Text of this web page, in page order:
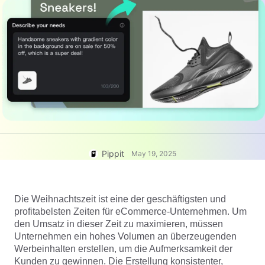
Jetzt bearbeiten
KI-Produktbilder
Generiere mühelos professionelle
Produktfotos im Batch-Verfahren.
KI-Avatare und -Stimmen
Nutze eine Vielzahl realistischer
Hilfezentrum
Nutzer*innenkonto
Asset-Verwaltung
Veröffentlichung und Analyse
1-Klick-Lösung für Videos
7 Werbeplakat-Ideen
Tipps für Unternehmen
KI-gestützte Produktposter
KI-generierter
Produkthintergrund
Tipps für verkaufsfördernde
Tipps für soziale Medien
TikTok Video-Werbeleitfaden
Pippit May 19, 2025
Die Weihnachtszeit ist eine der geschäftigsten und
profitabelsten Zeiten für eCommerce-Unternehmen. Um
den Umsatz in dieser Zeit zu maximieren, müssen
Unternehmen ein hohes Volumen an überzeugenden
Werbeinhalten erstellen, um die Aufmerksamkeit der
Kunden zu gewinnen. Die Erstellung konsistenter,